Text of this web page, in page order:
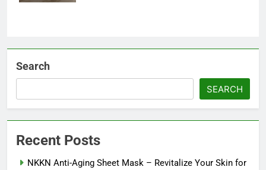
Search
SEARCH
Recent Posts
NKKN Anti-Aging Sheet Mask – Revitalize Your Skin for